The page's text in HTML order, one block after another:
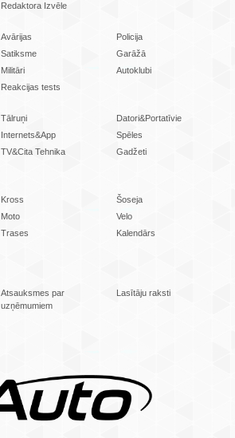
Redaktora Izvēle
Avārijas
Policija
Satiksme
Garāžā
Militāri
Autoklubi
Reakcijas tests
Tālruņi
Datori&Portatīvie
Internets&App
Spēles
TV&Cita Tehnika
Gadžeti
Kross
Šoseja
Moto
Velo
Trases Kalendārs
Atsauksmes par
uzņēmumiem
Lasītāju raksti